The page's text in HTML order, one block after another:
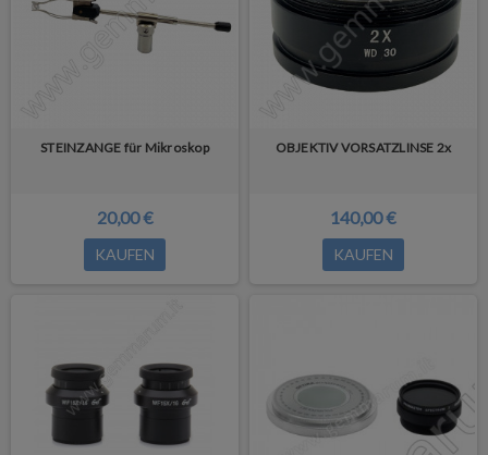
STEINZANGE für Mikroskop
20,00 €
KAUFEN
OBJEKTIV VORSATZLINSE 2x
140,00 €
KAUFEN